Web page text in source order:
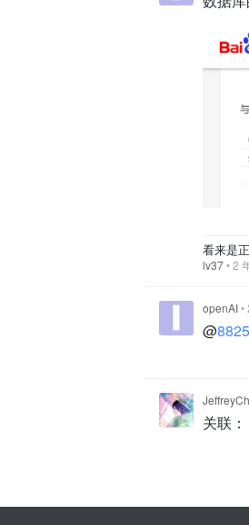
看来是
lv37•2
openAI•
@
关联：